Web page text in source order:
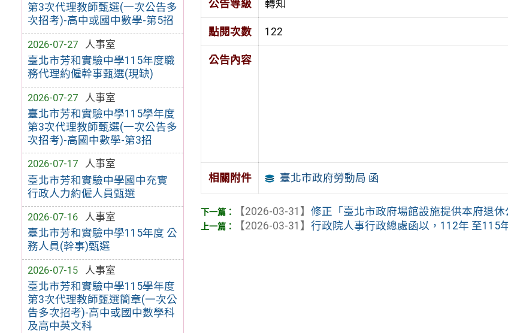
第3次代理教師甄選(一次公告多
次招考)-高中或國中數學-第5招
2026-07-27
人事室
臺北市芳和實驗中學115年度職
務代理約僱幹事甄選(現缺)
2026-07-27
人事室
臺北市芳和實驗中學115學年度
第3次代理教師甄選(一次公告多
次招考)-高國中數學-第3招
2026-07-17
人事室
臺北市芳和實驗中學國中充實
行政人力約僱人員甄選
2026-07-16
人事室
臺北市芳和實驗中學115年度 公
務人員(幹事)甄選
2026-07-15
人事室
臺北市芳和實驗中學115學年度
第3次代理教師甄選簡章(一次公
告多次招考)-高中或國中數學科
及高中英文科
公告等級 轉知
點閱次數 122
公告內容
相關附件 臺北市政府勞動局 函
【2026-03-31】修正「臺北市政府場館設施提供本府退休
【2026-03-31】行政院人事行政總處函以，112年 至115